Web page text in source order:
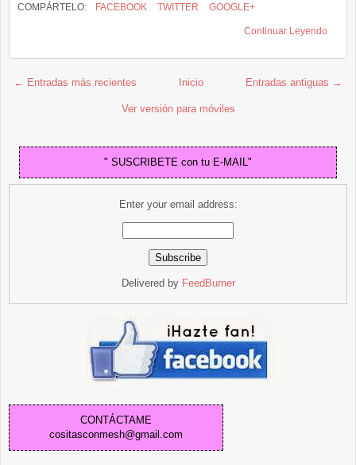
COMPÁRTELO: FACEBOOK TWITTER GOOGLE+
Continuar Leyendo
← Entradas más recientes Entradas antiguas →
Inicio
Ver versión para móviles
" SUSCRIBETE con tu E-MAIL"
Enter your email address:
Delivered by FeedBurner
CONTÁCTAME
cositasconmesh@gmail.com